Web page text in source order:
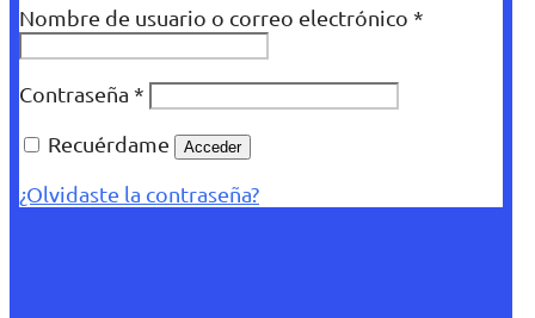
Nombre de usuario o correo electrónico *
Contraseña *
Recuérdame
Acceder
¿Olvidaste la contraseña?